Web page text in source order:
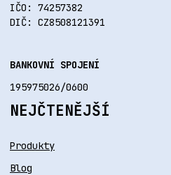
IČO: 74257382
DIČ: CZ8508121391
BANKOVNÍ SPOJENÍ
195975026/0600
NEJČTENĚJŠÍ
Produkty
Blog